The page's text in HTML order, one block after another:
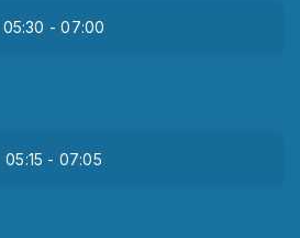
05:30 - 07:00
05:15 - 07:05